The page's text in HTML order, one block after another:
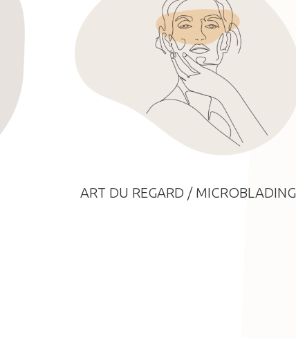
ART DU REGARD / MICROBLADING